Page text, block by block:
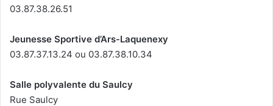
03.87.38.26.51
Jeunesse Sportive d’Ars-Laquenexy
03.87.37.13.24 ou 03.87.38.10.34
Salle polyvalente du Saulcy
Rue Saulcy